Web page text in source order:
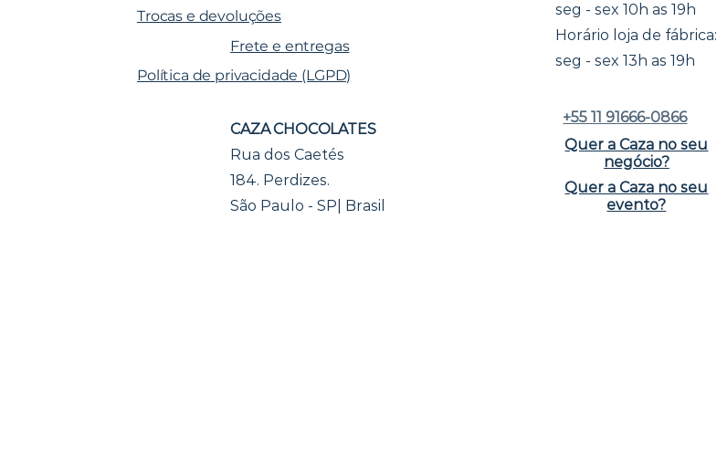
Trocas e devoluções
Política de privacidade (LGPD)
seg - sex 10h as 19h
Horário loja de fábrica:
seg - sex 13h as 19h
+55 11 91666-0866​​
Quer a Caza no seu
negócio?
Quer a Caza no seu
evento?
Frete e entregas
CAZA CHOCOLATES
Rua dos Caetés
184. Perdizes.
São Paulo - SP| Brasil